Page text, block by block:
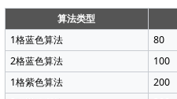
算法类型
1格蓝色算法
80
2格蓝色算法
100
1格紫色算法
200